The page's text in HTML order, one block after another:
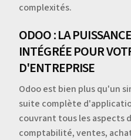
complexités.
ODOO : LA
INTÉGRÉE POUR
D'ENTREPRISE
Odoo est bien plus qu'un
suite complète
couvrant tous les aspects
comptabilité, ventes,